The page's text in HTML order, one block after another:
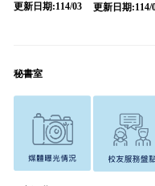
更新日期:114/03 更新日期:114/
秘書室